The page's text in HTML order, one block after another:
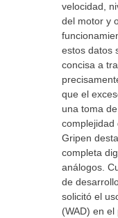
velocidad,
del motor y
estos datos
concisa a
que el
una toma
complejidad
Gripen
completa
análogos.
de
solicitó el
(WAD) en